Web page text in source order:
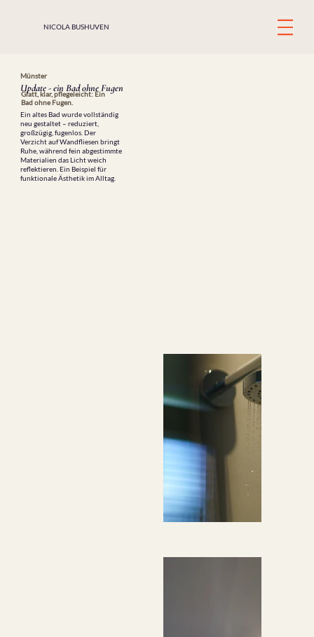
NICOLA BUSHUVEN
Münster
Update - ein Bad ohne Fugen
Glatt, klar, pflegeleicht: Ein
Bad ohne Fugen.
Ein altes Bad wurde vollständig
neu gestaltet – reduziert,
großzügig, fugenlos. Der
Verzicht auf Wandfliesen bringt
Ruhe, während fein abgestimmte
Materialien das Licht weich
reflektieren. Ein Beispiel für
funktionale Ästhetik im Alltag.